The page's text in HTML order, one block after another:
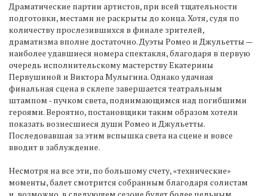
Драматические партии артистов, при всей тщательности
подготовки, местами не раскрыты до конца. Хотя, судя по
количеству прослезившихся в финале зрителей,
драматизма вполне достаточно. Дуэты Ромео и Джульетты —
наиболее удавшиеся номера спектакля, благодаря в первую
очередь исполнительскому мастерству Екатерины
Первушиной и Виктора Мулыгина. Однако удачная
финальная сцена в склепе завершается театральным
штампом - пучком света, поднимающимся над погибшими
героями. Вероятно, постановщики таким образом хотели
показать вознесшиеся души Ромео и Джульетты.
Последовавшая за этим вспышка света на сцене и вовсе
вводит в заблуждение.
Несмотря на все эти, по большому счету, «технические»
моменты, балет смотрится собранным благодаря солистам